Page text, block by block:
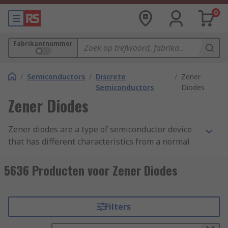
0
Fabrikantnummer
/ Semiconductors / Discrete
Semiconductors
/ Zener
Diodes
Zener Diodes
Zener diodes are a type of semiconductor device
that has different characteristics from a normal
anode to its cathode in either a forward or
reverse direction, but only when exposed to
How does a Zener diode work?
5636 Producten voor Zener Diodes
Filters